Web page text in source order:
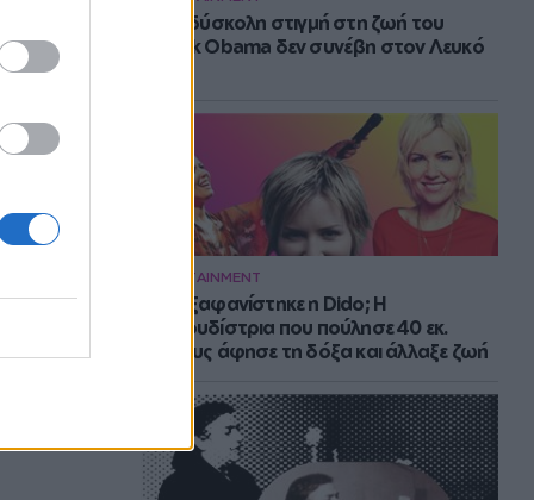
Η πιο δύσκολη στιγμή στη ζωή του
Barack Obama δεν συνέβη στον Λευκό
ENTERTAINMENT
Πού εξαφανίστηκε η Dido; Η
τραγουδίστρια που πούλησε 40 εκ.
δίσκους άφησε τη δόξα και άλλαξε ζωή